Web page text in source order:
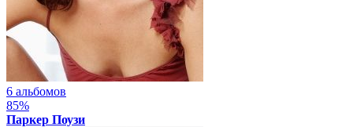
6 альбомов
85%
Паркер Поузи